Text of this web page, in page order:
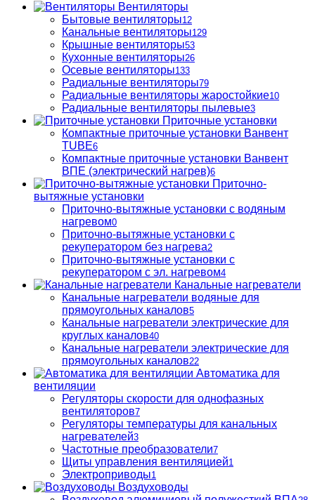
Вентиляторы
Бытовые вентиляторы12
Канальные вентиляторы129
Крышные вентиляторы53
Кухонные вентиляторы26
Осевые вентиляторы133
Радиальные вентиляторы79
Радиальные вентиляторы жаростойкие10
Радиальные вентиляторы пылевые3
Приточные установки
Компактные приточные установки Ванвент
TUBE6
Компактные приточные установки Ванвент
ВПЕ (электрический нагрев)6
Приточно-
вытяжные установки
Приточно-вытяжные установки с водяным
нагревом0
Приточно-вытяжные установки с
рекуператором без нагрева2
Приточно-вытяжные установки с
рекуператором с эл. нагревом4
Канальные нагреватели
Канальные нагреватели водяные для
прямоугольных каналов5
Канальные нагреватели электрические для
круглых каналов40
Канальные нагреватели электрические для
прямоугольных каналов22
Автоматика для
вентиляции
Регуляторы скорости для однофазных
вентиляторов7
Регуляторы температуры для канальных
нагревателей3
Частотные преобразователи7
Щиты управления вентиляцией1
Электроприводы1
Воздуховоды